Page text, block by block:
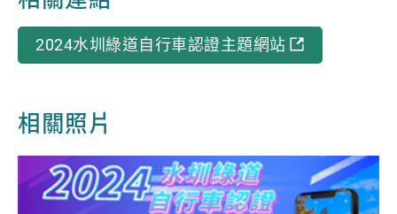
2024水圳綠道自行車認證主題網站
相關照片